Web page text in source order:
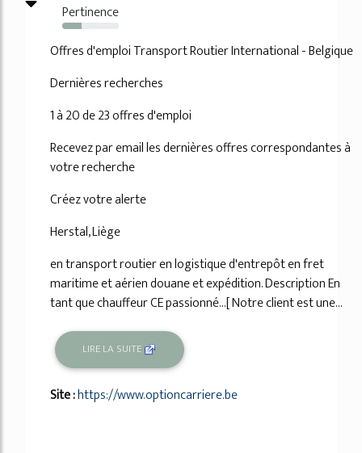
Pertinence
34%
Offres d'emploi Transport Routier International - Belgique
Dernières recherches
1 à 20 de 23 offres d'emploi
Recevez par email les dernières offres correspondantes à
votre recherche
Créez votre alerte
Herstal, Liège
en transport routier en logistique d'entrepôt en fret
maritime et aérien douane et expédition. Description En
tant que chauffeur CE passionné...[ Notre client est une...
LIRE LA SUITE
Site :https://www.optioncarriere.be